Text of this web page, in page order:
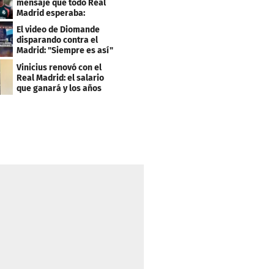
mensaje que todo Real
Madrid esperaba:
"Mourinho..."
El video de Diomande
disparando contra el
Madrid: "Siempre es así"
Vinicius renovó con el
Real Madrid: el salario
que ganará y los años